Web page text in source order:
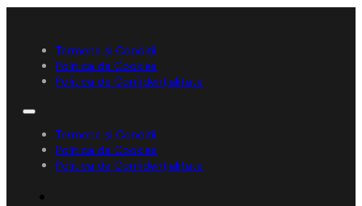
Termene și Condiții
Politica de Cookies
Politica de Confidențialitate
Termene și Condiții
Politica de Cookies
Politica de Confidențialitate